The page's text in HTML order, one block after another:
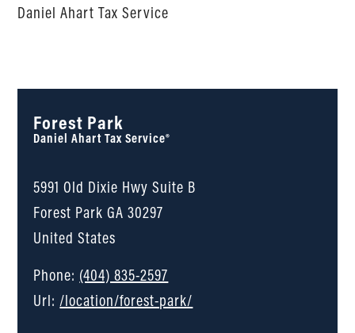
Daniel Ahart Tax Service
Forest Park
Daniel Ahart Tax Service®
5991 Old Dixie Hwy Suite B
Forest ParkGA30297
United States
Phone: (404) 835-2597
Url:/location/forest-park/